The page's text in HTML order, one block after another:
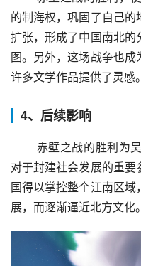
的制海权，巩固了自己
扩张，形成了中国南北
图。另外，这场战争也
许多文学作品提供了灵感。
4、后续影响
对于封建社会发展的重
国得以掌控整个江南区
展，而逐渐逼近北方文化。